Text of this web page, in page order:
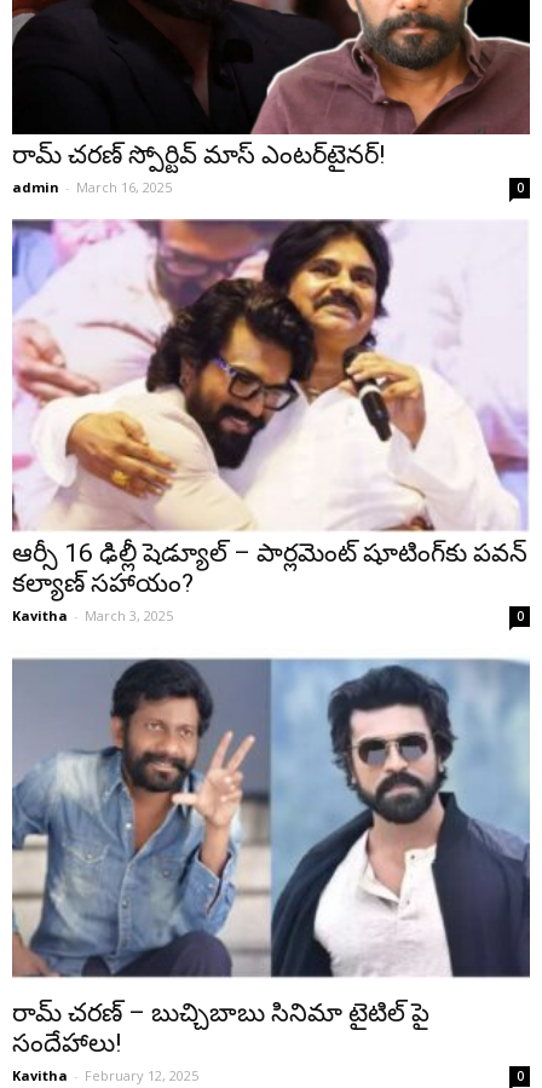
రామ్ చరణ్ స్పోర్టివ్ మాస్ ఎంటర్‌టైనర్!
admin - March 16, 2025 0
ఆర్సీ 16 ఢిల్లీ షెడ్యూల్ – పార్లమెంట్ షూటింగ్‌కు పవన్
కల్యాణ్ సహాయం?
Kavitha - March 3, 2025 0
రామ్ చరణ్ – బుచ్చిబాబు సినిమా టైటిల్ పై
సందేహాలు!
Kavitha - February 12, 2025 0